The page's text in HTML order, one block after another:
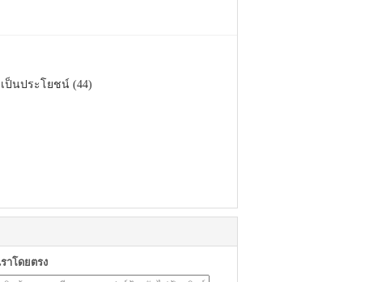
เป็นประโยชน์ (44)
าโดยตรง